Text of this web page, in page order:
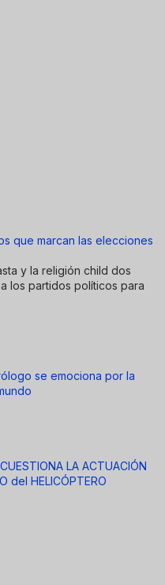
que marcan las elecciones
y la religión child dos
los partidos políticos para
se emociona por la
LA ACTUACIÓN
del HELICÓPTERO